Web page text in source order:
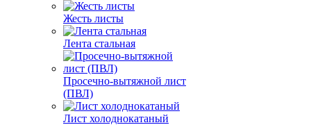
Жесть листы
Лента стальная
Просечно-вытяжной лист
(ПВЛ)
Лист холоднокатаный